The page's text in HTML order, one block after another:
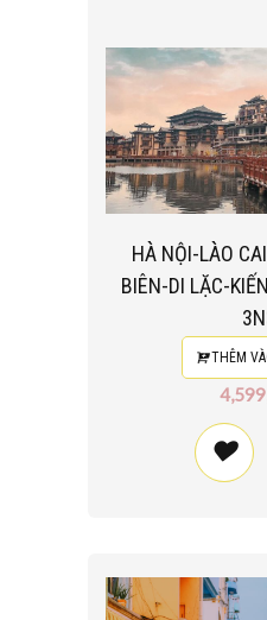
HÀ NỘI-LÀO
BIÊN-DI LẶC-
THÊM